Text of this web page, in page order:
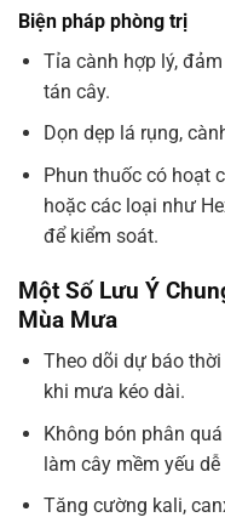
Biện pháp phòng trị
Tỉa cành hợp lý,
tán cây.
Dọn dẹp lá rụng,
Phun thuốc có hoạt
hoặc các loại như
để kiểm soát.
Một Số Lưu Ý
Mùa Mưa
Theo dõi dự báo
khi mưa kéo dài.
Không bón phân
làm cây mềm yếu
Tăng cường kali,